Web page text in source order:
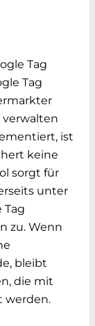
Tag
Tag
verwalten
ist
keine
sorgt für
unter
Tag
zu. Wenn
bleibt
die mit
werden.